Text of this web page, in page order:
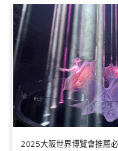
2025大阪世界博覽會推薦